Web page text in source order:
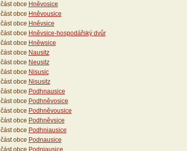
část obce Hněvosice
část obce Hněvousice
část obce Hněvsice
část obce Hněvsice-hospodářský dvůr
část obce Hněwsice
část obce Nausitz
část obce Neusitz
část obce Nisusic
část obce Nisusitz
část obce Podhnausice
část obce Podhněvosice
část obce Podhněvousice
část obce Podhněvsice
část obce Podhniausice
část obce Podnausice
část obce Podniausice